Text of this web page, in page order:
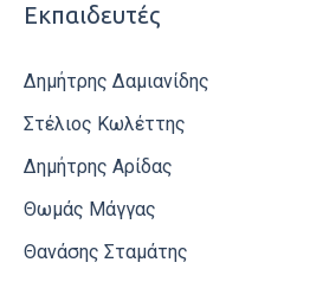
Εκπαιδευτές
Δημήτρης Δαμιανίδης
Στέλιος Κωλέττης
Δημήτρης Αρίδας
Θωμάς Μάγγας
Θανάσης Σταμάτης